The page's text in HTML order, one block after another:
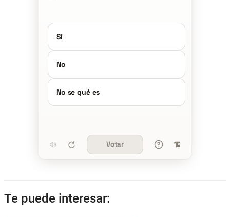
Sí
No
No se qué es
Votar
Te puede interesar: